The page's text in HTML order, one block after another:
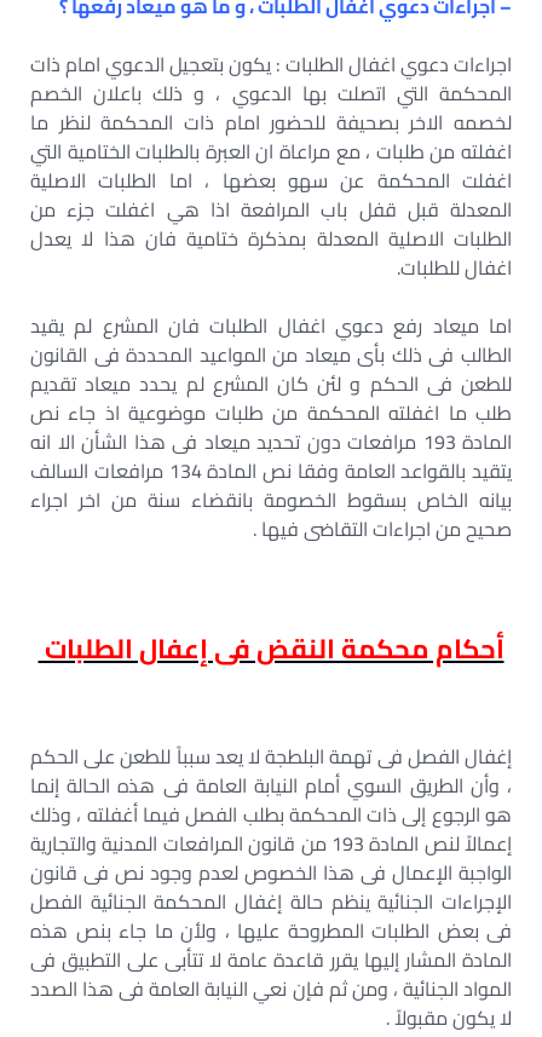
اجراءات دعوي اغفال الطلبات : يكون بتعجيل الدعوي امام ذات
المحكمة التي اتصلت بها الدعوي ، و ذلك باعلان الخصم
لخصمه الاخر بصحيفة للحضور امام ذات المحكمة لنظر ما
اغفلته من طلبات ، مع مراعاة ان العبرة بالطلبات الختامية التي
اغفلت المحكمة عن سهو بعضها ، اما الطلبات الاصلية
المعدلة قبل قفل باب المرافعة اذا هي اغفلت جزء من
الطلبات الاصلية المعدلة بمذكرة ختامية فان هذا لا يعدل
اغفال للطلبات.
اما ميعاد رفع دعوي اغفال الطلبات فان المشرع لم يقيد
الطالب فى ذلك بأى ميعاد من المواعيد المحددة فى القانون
للطعن فى الحكم و لئن كان المشرع لم يحدد ميعاد تقديم
طلب ما اغفلته المحكمة من طلبات موضوعية اذ جاء نص
المادة 193 مرافعات دون تحديد ميعاد فى هذا الشأن الا انه
يتقيد بالقواعد العامة وفقا نص المادة 134 مرافعات السالف
بيانه الخاص بسقوط الخصومة بانقضاء سنة من اخر اجراء
صحيح من اجراءات التقاضى فيها .
أحكام محكمة النقض فى إعفال الطلبات
إغفال الفصل فى تهمة البلطجة لا يعد سبباً للطعن على الحكم
، وأن الطريق السوي أمام النيابة العامة فى هذه الحالة إنما
هو الرجوع إلى ذات المحكمة بطلب الفصل فيما أغفلته ، وذلك
إعمالاً لنص المادة 193 من قانون المرافعات المدنية والتجارية
الواجبة الإعمال فى هذا الخصوص لعدم وجود نص فى قانون
الإجراءات الجنائية ينظم حالة إغفال المحكمة الجنائية الفصل
فى بعض الطلبات المطروحة عليها ، ولأن ما جاء بنص هذه
المادة المشار إليها يقرر قاعدة عامة لا تتأبى على التطبيق فى
المواد الجنائية ، ومن ثم فإن نعي النيابة العامة فى هذا الصدد
لا يكون مقبولاً .